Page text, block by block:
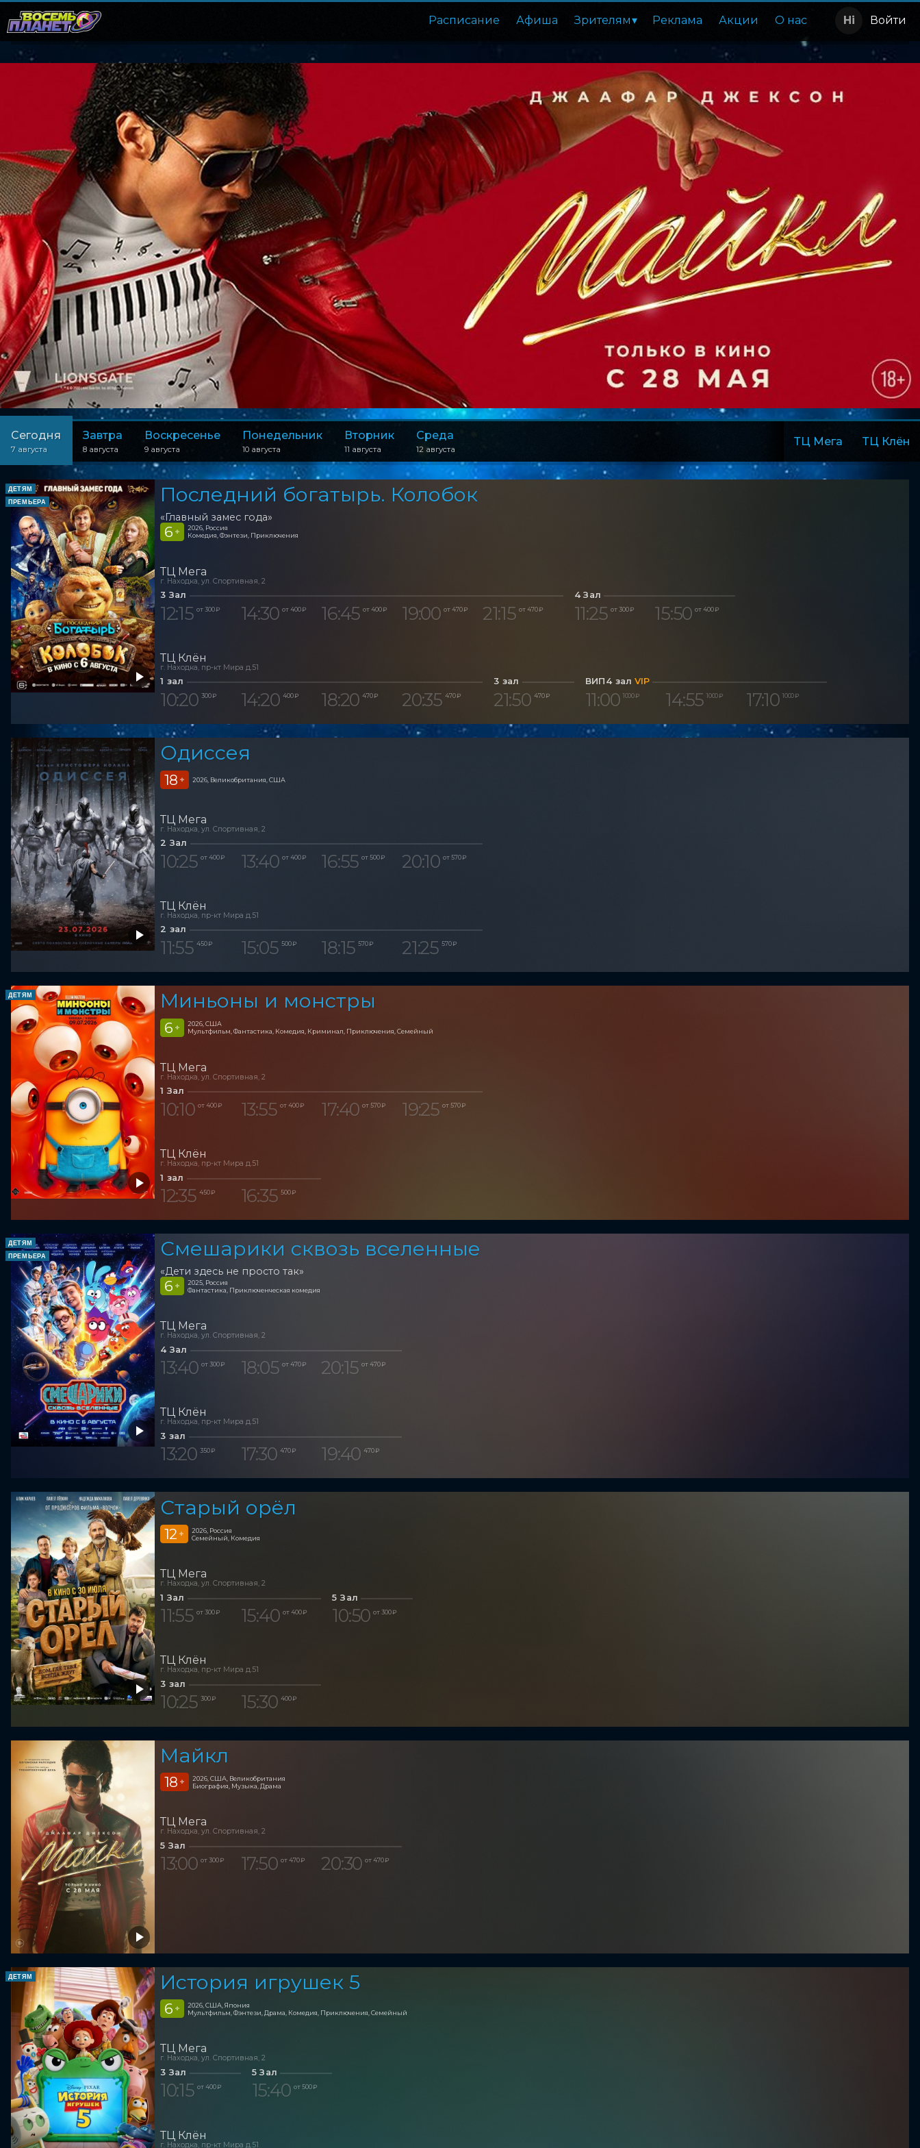
Расписание Афиша Зрителям Реклама Акции О нас Войти
Сегодня
7 августа
Завтра
8 августа
Воскресенье
9 августа
Понедельник
10 августа
Вторник
11 августа
Среда
12 августа
ТЦ Мега ТЦ Клён
ДЕТЯМ
ПРЕМЬЕРА
Последний богатырь. Колобок
«Главный замес года»
6 +
2026, Россия
Комедия, Фэнтези, Приключения
ТЦ Мега
г. Находка, ул. Спортивная, 2
3 Зал
12:15 от 300 ₽ 14:30 от 400 ₽ 16:45 от 400 ₽ 19:00 от 470 ₽ 21:15 от 470 ₽
4 Зал
11:25 от 300 ₽ 15:50 от 400 ₽
ТЦ Клён
г. Находка, пр-кт Мира д.51
1 зал
10:20 300 ₽ 14:20 400 ₽ 18:20 470 ₽ 20:35 470 ₽
3 зал
21:50 470 ₽
ВИП4 зал VIP
11:00 1 000 ₽ 14:55 1 000 ₽ 17:10 1 000 ₽
Одиссея
18 + 2026, Великобритания, США
ТЦ Мега
г. Находка, ул. Спортивная, 2
2 Зал
10:25 от 400 ₽ 13:40 от 400 ₽ 16:55 от 500 ₽ 20:10 от 570 ₽
ТЦ Клён
г. Находка, пр-кт Мира д.51
2 зал
11:55 450 ₽ 15:05 500 ₽ 18:15 570 ₽ 21:25 570 ₽
ДЕТЯМ Миньоны и монстры
6 +
2026, США
Мультфильм, Фантастика, Комедия, Криминал, Приключения, Семейный
ТЦ Мега
г. Находка, ул. Спортивная, 2
1 Зал
10:10 от 400 ₽ 13:55 от 400 ₽ 17:40 от 570 ₽ 19:25 от 570 ₽
ТЦ Клён
г. Находка, пр-кт Мира д.51
1 зал
12:35 450 ₽ 16:35 500 ₽
ДЕТЯМ
ПРЕМЬЕРА
Смешарики сквозь вселенные
«Дети здесь не просто так»
6 +
2025, Россия
Фантастика, Приключенческая комедия
ТЦ Мега
г. Находка, ул. Спортивная, 2
4 Зал
13:40 от 300 ₽ 18:05 от 470 ₽ 20:15 от 470 ₽
ТЦ Клён
г. Находка, пр-кт Мира д.51
3 зал
13:20 350 ₽ 17:30 470 ₽ 19:40 470 ₽
Старый орёл
12 +
2026, Россия
Семейный, Комедия
ТЦ Мега
г. Находка, ул. Спортивная, 2
1 Зал
11:55 от 300 ₽ 15:40 от 400 ₽
5 Зал
10:50 от 300 ₽
ТЦ Клён
г. Находка, пр-кт Мира д.51
3 зал
10:25 300 ₽ 15:30 400 ₽
Майкл
18 +
2026, США, Великобритания
Биография, Музыка, Драма
ТЦ Мега
г. Находка, ул. Спортивная, 2
5 Зал
13:00 от 300 ₽ 17:50 от 470 ₽ 20:30 от 470 ₽
ДЕТЯМ История игрушек 5
6 +
2026, США, Япония
Мультфильм, Фэнтези, Драма, Комедия, Приключения, Семейный
ТЦ Мега
г. Находка, ул. Спортивная, 2
3 Зал
10:15 от 400 ₽
5 Зал
15:40 от 500 ₽
ТЦ Клён
г. Находка, пр-кт Мира д.51